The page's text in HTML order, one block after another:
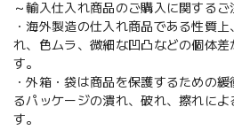
～輸入仕入れ商品のご購入に関するご
・海外製造の仕入れ商品である性質
れ、色ムラ、微細な凹凸などの個体
す。
・外箱・袋は商品を保護するための
るパッケージの潰れ、破れ、擦れに
す。